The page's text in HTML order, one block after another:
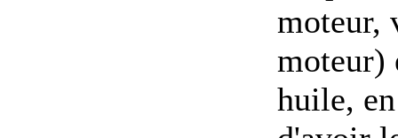
moteur,
moteur)
huile,